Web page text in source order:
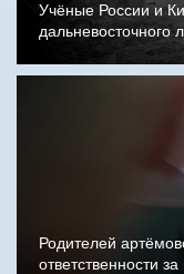
Учёные России и
дальневосточного
Родителей
ответственности